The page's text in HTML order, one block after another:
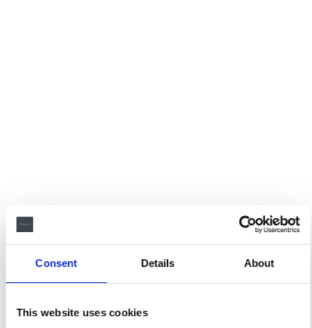
Consent Details About
This website uses cookies